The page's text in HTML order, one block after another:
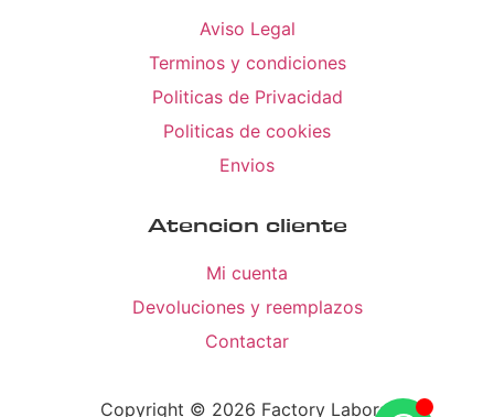
Aviso Legal
Terminos y condiciones
Politicas de Privacidad
Politicas de cookies
Envios
Atencion cliente
Mi cuenta
Devoluciones y reemplazos
Contactar
Copyright © 2026 Factory Laboral